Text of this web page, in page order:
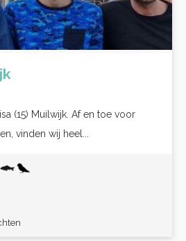
(15) Muilwijk. Af en toe voor
vinden wij heel...